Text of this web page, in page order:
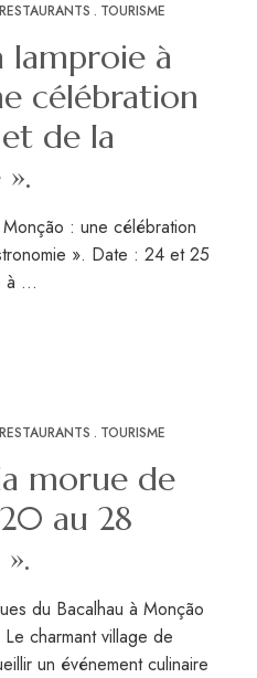
RESTAURANTS TOURISME
lamproie à
célébration
de la
: une célébration
». Date : 24 et 25
à …
RESTAURANTS TOURISME
morue de
au 28
du Bacalhau à Monção
charmant village de
un événement culinaire